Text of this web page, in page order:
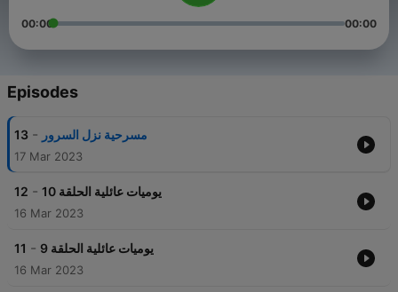
00:00 00:00
Episodes
13 - مسرحية نزل السرور
17 Mar 2023
12 - يوميات عائلية الحلقة 10
16 Mar 2023
11 - يوميات عائلية الحلقة 9
16 Mar 2023